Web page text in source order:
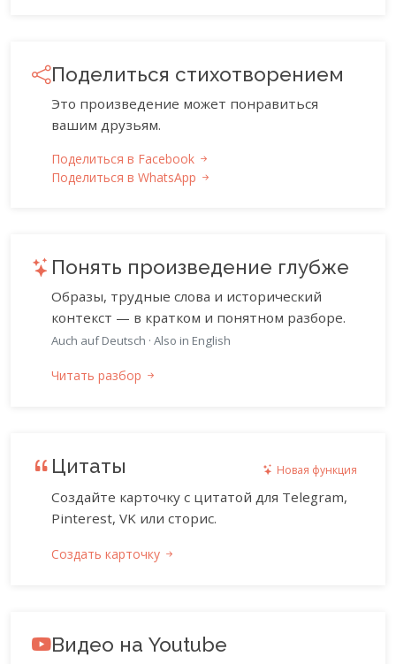
Поделиться стихотворением
Это произведение может понравиться
вашим друзьям.
Поделиться в Facebook
Поделиться в WhatsApp
Понять произведение глубже
Образы, трудные слова и исторический
контекст — в кратком и понятном разборе.
Auch auf Deutsch · Also in English
Читать разбор
Цитаты Новая функция
Создайте карточку с цитатой для Telegram,
Pinterest, VK или сторис.
Создать карточку
Видео на Youtube